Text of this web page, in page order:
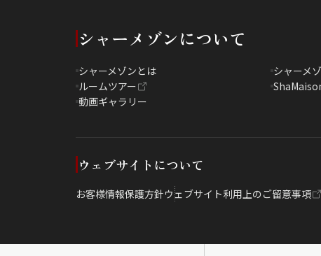
シャーメゾンについて
シャーメゾンとは
シャーメ
ルームツアー
動画ギャラリー
ウェブサイトについて
お客様情報保護方針ウェブサイト利用上のご留意事項